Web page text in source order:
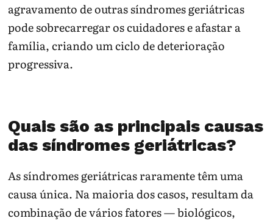
agravamento de outras síndromes geriátricas
pode sobrecarregar os cuidadores e afastar a
família, criando um ciclo de deterioração
progressiva.
Quais são as principais causas
das síndromes geriátricas?
As síndromes geriátricas raramente têm uma
causa única. Na maioria dos casos, resultam da
combinação de vários fatores — biológicos,